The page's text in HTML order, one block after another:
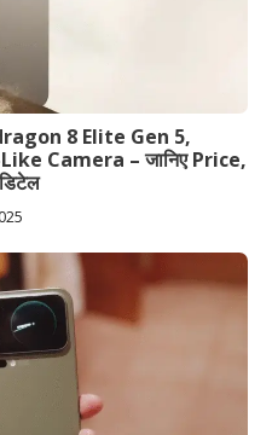
8 Elite Gen 5,
Camera – जानिए Price,